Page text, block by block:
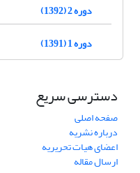
دوره 2 (1392)
دوره 1 (1391)
دسترسی سریع
صفحه اصلی
درباره نشریه
اعضای هیات تحریریه
ارسال مقاله